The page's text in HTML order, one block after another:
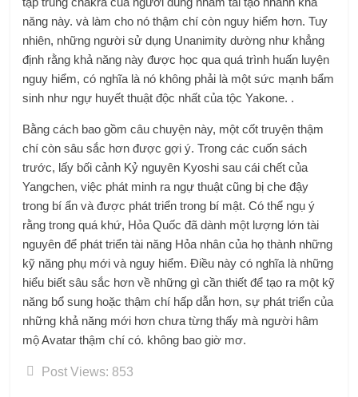
năng này. và làm cho nó thậm chí còn nguy hiểm hơn. Tuy
nhiên, những người sử dụng Unanimity dường như khẳng
định rằng khả năng này được học qua quá trình huấn luyện
nguy hiểm, có nghĩa là nó không phải là một sức mạnh bẩm
sinh như ngự huyết thuật độc nhất của tộc Yakone. .
Bằng cách bao gồm câu chuyện này, một cốt truyện thậm
chí còn sâu sắc hơn được gợi ý. Trong các cuốn sách
trước, lấy bối cảnh Kỷ nguyên Kyoshi sau cái chết của
Yangchen, việc phát minh ra ngự thuật cũng bị che đậy
trong bí ẩn và được phát triển trong bí mật. Có thể ngụ ý
rằng trong quá khứ, Hỏa Quốc đã dành một lượng lớn tài
nguyên để phát triển tài năng Hỏa nhân của họ thành những
kỹ năng phụ mới và nguy hiểm. Điều này có nghĩa là những
hiểu biết sâu sắc hơn về những gì cần thiết để tạo ra một kỹ
năng bổ sung hoặc thậm chí hấp dẫn hơn, sự phát triển của
những khả năng mới hơn chưa từng thấy mà người hâm
mộ Avatar thậm chí có. không bao giờ mơ.
Post Views: 853